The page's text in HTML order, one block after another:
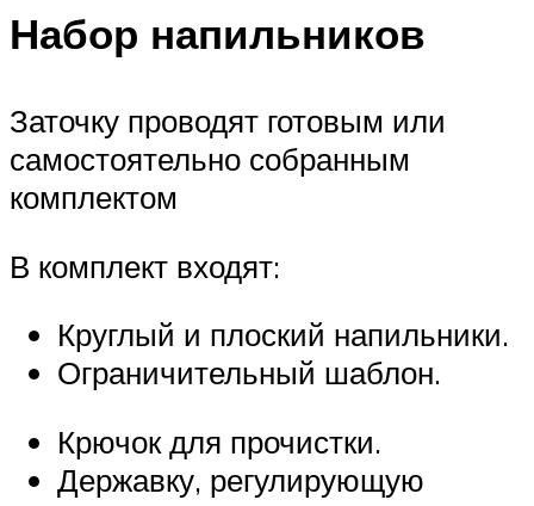
Набор напильников
Заточку проводят готовым или
самостоятельно собранным
комплектом
В комплект входят:
Круглый и плоский напильники.
Ограничительный шаблон.
Крючок для прочистки.
Державку, регулирующую